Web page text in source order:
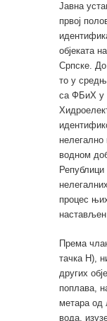
Јавна
првој
објеката
Српске.
то у
са ФБиХ у
нелегално
водном
процес
Према
тачка Н),
других
поплава,
метара од
вода,